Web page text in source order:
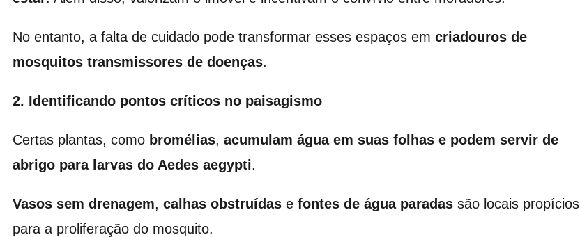
No entanto, a falta de cuidado pode transformar esses espaços em criadouros de
mosquitos transmissores de doenças.
2. Identificando pontos críticos no paisagismo
Certas plantas, como bromélias, acumulam água em suas folhas e podem servir de
abrigo para larvas do Aedes aegypti.
Vasos sem drenagem, calhas obstruídas e fontes de água paradas são locais propícios
para a proliferação do mosquito.